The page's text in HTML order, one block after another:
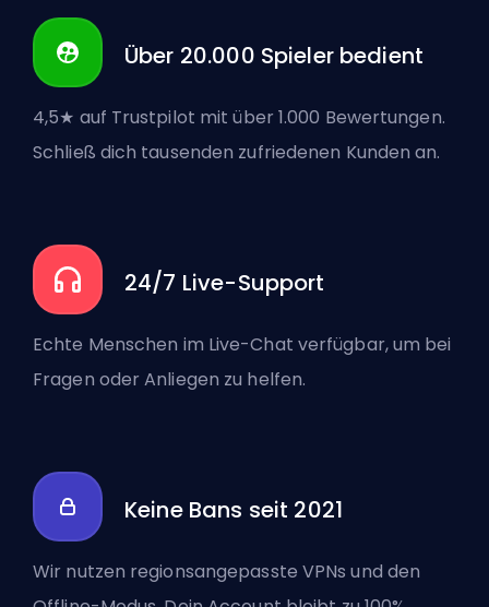
Über 20.000 Spieler bedient
4,5★ auf Trustpilot mit über 1.000 Bewertungen.
Schließ dich tausenden zufriedenen Kunden an.
24/7 Live-Support
Echte Menschen im Live-Chat verfügbar, um bei
Fragen oder Anliegen zu helfen.
Keine Bans seit 2021
Wir nutzen regionsangepasste VPNs und den